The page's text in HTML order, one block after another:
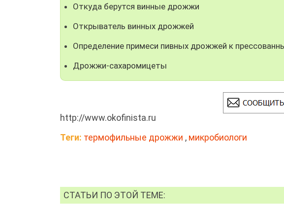
Откуда берутся винные дрожжи
Открыватель винных дрожжей
Определение примеси пивных дрожжей к
Дрожжи-сахаромицеты
http://www.okofinista.ru
Теги: термофильные дрожжи , микробиологи
СТАТЬИ ПО ЭТОЙ ТЕМЕ: